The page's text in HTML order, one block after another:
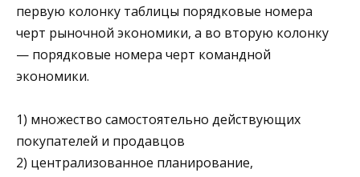
первую ко­лонку таблицы порядковые номера
черт рыночной эконо­мики, а во вторую колонку
— порядковые номера черт командной
экономики.
1) множество самостоятельно действующих
покупателей и продавцов
2) централизованное планирование,